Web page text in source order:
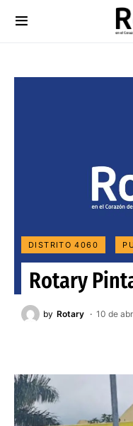
DISTRITO 4060
Rotary
by Rotary 10 de